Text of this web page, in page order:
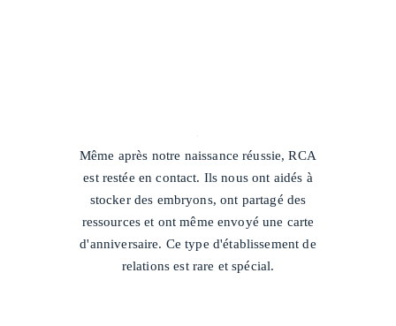
Même après notre naissance réussie, RCA
est restée en contact. Ils nous ont aidés à
stocker des embryons, ont partagé des
ressources et ont même envoyé une carte
d'anniversaire. Ce type d'établissement de
relations est rare et spécial.